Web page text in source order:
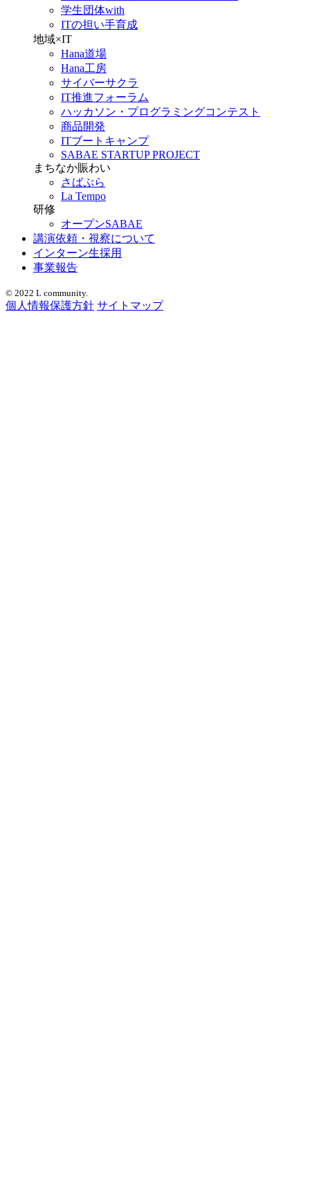
学生団体with
ITの担い手育成
地域×IT
Hana道場
Hana工房
サイバーサクラ
IT推進フォーラム
ハッカソン・プログラミングコンテスト
商品開発
ITブートキャンプ
SABAE STARTUP PROJECT
まちなか賑わい
さばぷら
La Tempo
研修
オープンSABAE
講演依頼・視察について
インターン生採用
事業報告
© 2022 L community.
個人情報保護方針 サイトマップ